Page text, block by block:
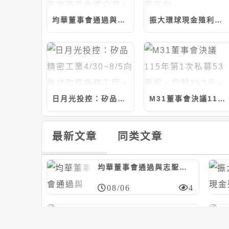
均華董事會通過與志聖等共同投資設立馬來西亞合資公司，計280萬美元/持股20% 振大環球現金殖利率近6%；今年營運看正向
日月光投控：矽品精密工業4/30~8/5向聯純取得廠務工程，計約9.37億元 M31董事會決議115年第1次私募53萬股、每股353元，應募人信驊
最新文章 同类文章
均華董事會通過與志聖等共同投資設立馬來西亞合資公司，計280萬美元/持股20%
08/06 4